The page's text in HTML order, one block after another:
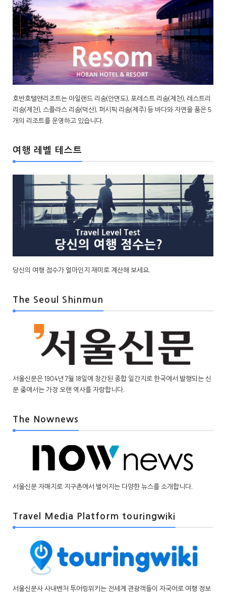
호반호텔앤리조트는 아일랜드 리솜(안면도), 포레스트 리솜(제천), 레스트리
리솜(제천), 스플라스 리솜(덕산), 퍼시픽 리솜(제주) 등 바다와 자연을 품은 5
개의 리조트를 운영하고 있습니다.
여행 레벨 테스트
당신의 여행 점수가 얼마인지 재미로 계산해 보세요.
The Seoul Shinmun
서울신문은 1904년 7월 18일에 창간된 종합 일간지로 한국에서 발행되는 신
문 중에서는 가장 오랜 역사를 자랑합니다.
The Nownews
서울신문 자매지로 지구촌에서 벌어지는 다양한 뉴스를 소개합니다.
Travel Media Platform touringwiki
서울신문사 사내벤처 투어링위키는 전세계 관광객들이 자국어로 여행 정보